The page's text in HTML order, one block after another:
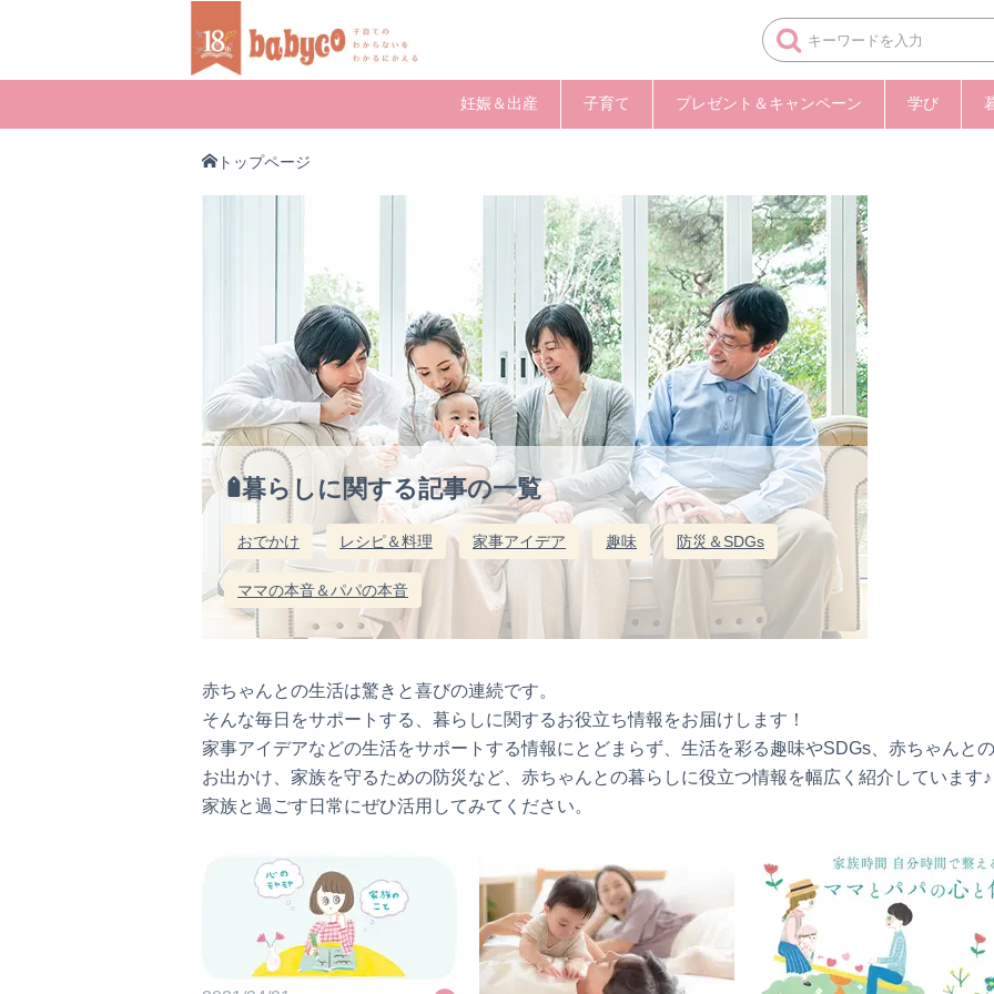
妊娠＆出産 子育て プレゼント＆キャンペーン 学び
トップページ
暮らしに関する記事の一覧
おでかけ レシピ＆料理 家事アイデア 趣味 防災＆SDGs
ママの本音＆パパの本音
赤ちゃんとの生活は驚きと喜びの連続です。
そんな毎日をサポートする、暮らしに関するお役立ち情報をお届けします！
家事アイデアなどの生活をサポートする情報にとどまらず、生活を彩る趣味やSDGs、赤ちゃんとの
お出かけ、家族を守るための防災など、赤ちゃんとの暮らしに役立つ情報を幅広く紹介しています♪
家族と過ごす日常にぜひ活用してみてください。